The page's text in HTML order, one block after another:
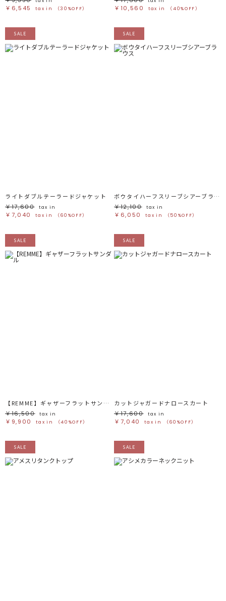
￥6,545 tax in （30%OFF） ￥10,560 tax in （40%OFF）
SALE
ライトダブルテーラードジャケット
￥17,600
tax in
￥7,040 tax in （60%OFF）
SALE
ボウタイハーフスリーブシアーブラウス
￥12,100
tax in
￥6,050 tax in （50%OFF）
SALE
【REMME】ギャザーフラットサンダル
￥16,500
tax in
￥9,900 tax in （40%OFF）
SALE
カットジャガードナロースカート
￥17,600
tax in
￥7,040 tax in （60%OFF）
SALE SALE